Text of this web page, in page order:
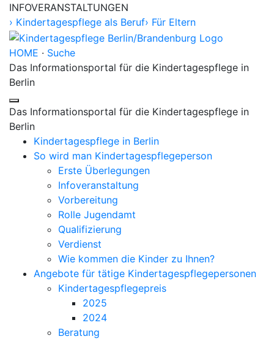
INFOVERANSTALTUNGEN
› Kindertagespflege als Beruf› Für Eltern
HOME · Suche
Das Informationsportal für die Kindertagespflege in
Berlin
Toggle navigation
Das Informationsportal für die Kindertagespflege in
Berlin
Kindertagespflege in Berlin
So wird man Kindertages­pflegeperson
Erste Überlegungen
Infoveranstaltung
Vorbereitung
Rolle Jugendamt
Qualifizierung
Verdienst
Wie kommen die Kinder zu Ihnen?
Angebote für tätige Kindertages­pflegepersonen
Kindertagespflegepreis
2025
2024
Beratung